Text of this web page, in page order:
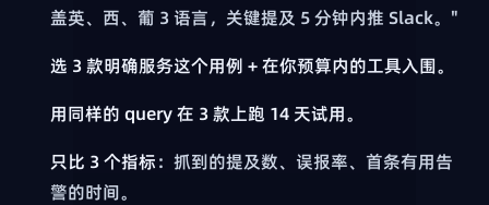
盖英、西、葡 3 语言，关键提及 5 分钟内推 Slack。"
选 3 款明确服务这个用例 + 在你预算内的工具入围。
用同样的 query 在 3 款上跑 14 天试用。
只比 3 个指标：抓到的提及数、误报率、首条有用告
警的时间。